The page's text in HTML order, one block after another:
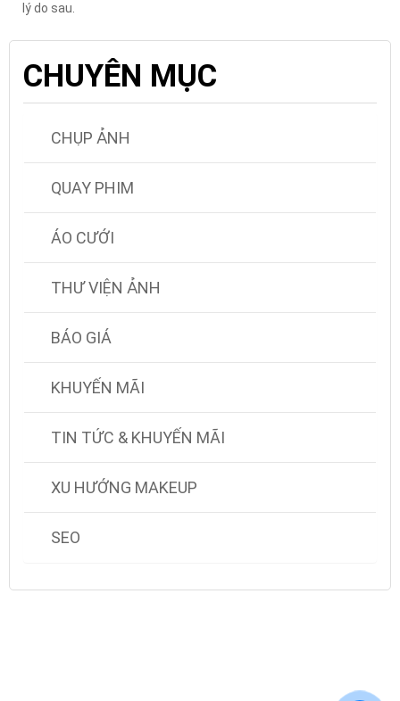
lý do sau.
CHUYÊN MỤC
CHỤP ẢNH
QUAY PHIM
ÁO CƯỚI
THƯ VIỆN ẢNH
BÁO GIÁ
KHUYẾN MÃI
TIN TỨC & KHUYẾN MÃI
XU HƯỚNG MAKEUP
SEO